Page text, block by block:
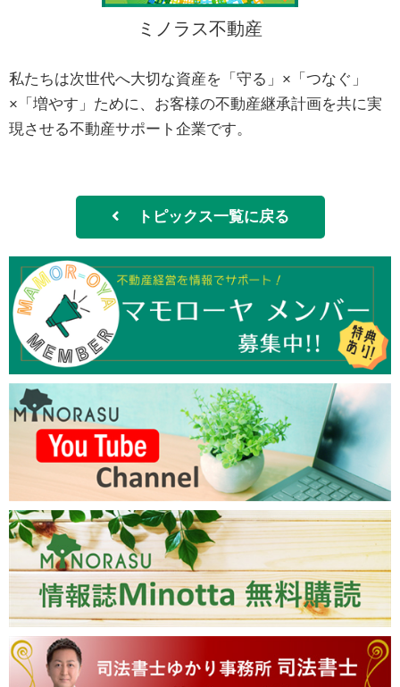
ミノラス不動産
私たちは次世代へ大切な資産を「守る」×「つなぐ」
×「増やす」ために、お客様の不動産継承計画を共に実
現させる不動産サポート企業です。
トピックス一覧に戻る